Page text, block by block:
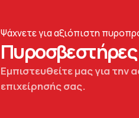
Ψάχνετε για αξιόπιστη
Πυροσβεστήρες
Εμπιστευθείτε μας για την
επιχείρησής σας.